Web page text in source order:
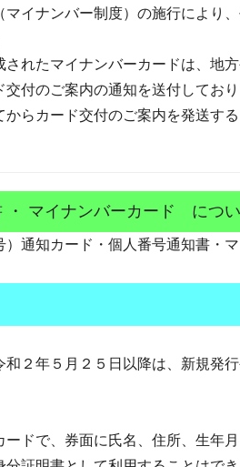
マイナンバー制度）の施行により
されたマイナンバーカードは、地
付のご案内の通知を送付しており
らカード交付のご案内を発送す
・ マイナンバーカード につ
）通知カード・個人番号通知書・
２年５月２５日以降は、新規発
ードで、券面に氏名、住所、生年